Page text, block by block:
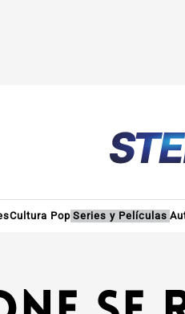
Cultura Pop Series y Películas